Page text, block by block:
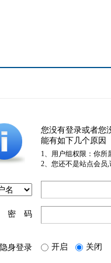
您没有登录或者您
能有如下几个原因
1、用户组权限：你所
2、您还不是站点会员
密 码
隐身登录 开启 关闭